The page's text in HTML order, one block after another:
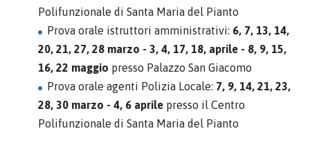
Polifunzionale di Santa Maria del Pianto
Prova orale istruttori amministrativi: 6, 7, 13, 14,
20, 21, 27, 28 marzo - 3, 4, 17, 18, aprile - 8, 9, 15,
16, 22 maggio presso Palazzo San Giacomo
Prova orale agenti Polizia Locale: 7, 9, 14, 21, 23,
28, 30 marzo - 4, 6 aprile presso il Centro
Polifunzionale di Santa Maria del Pianto